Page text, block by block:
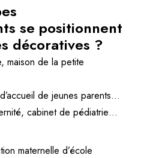
se positionnent
décoratives ?
maison de la petite
de jeunes parents…
cabinet de pédiatrie…
maternelle d’école